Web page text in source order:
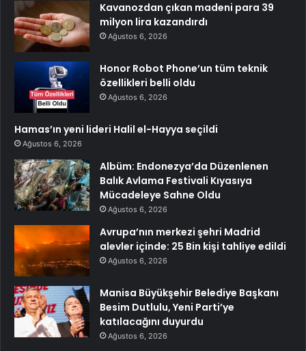
Kavanozdan çıkan madeni para 39
milyon lira kazandırdı
Ağustos 6, 2026
Honor Robot Phone’un tüm teknik
özellikleri belli oldu
Ağustos 6, 2026
Hamas’ın yeni lideri Halil el-Hayya seçildi
Ağustos 6, 2026
Albüm: Endonezya’da Düzenlenen
Balık Avlama Festivali Kıyasıya
Mücadeleye Sahne Oldu
Ağustos 6, 2026
Avrupa’nın merkezi şehri Madrid
alevler içinde: 25 Bin kişi tahliye edildi
Ağustos 6, 2026
Manisa Büyükşehir Belediye Başkanı
Besim Dutlulu, Yeni Parti’ye
katılacağını duyurdu
Ağustos 6, 2026